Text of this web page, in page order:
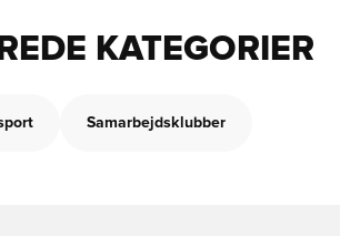
KATEGORIER
Samarbejdsklubber